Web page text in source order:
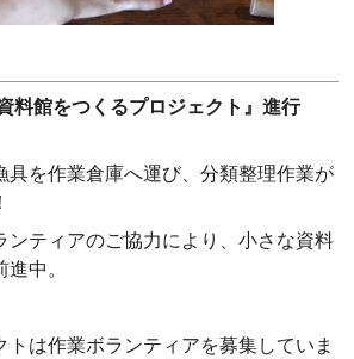
料館をつくるプロジェクト』進行
を作業倉庫へ運び、分類整理作業が
ティアのご協力により、小さな資料
中。
トは作業ボランティアを募集していま